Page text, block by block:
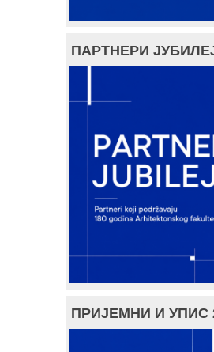
ПАРТНЕРИ
ПРИЈЕМНИ И УПИС